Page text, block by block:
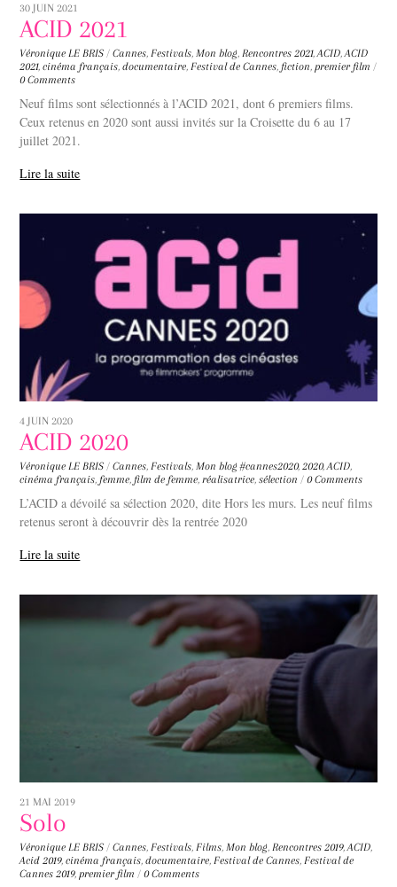
30 JUIN 2021
ACID 2021
Véronique LE BRIS / Cannes, Festivals, Mon blog, Rencontres 2021,ACID,ACID
2021,cinéma français,documentaire, Festival de Cannes, fiction, premier film /
0 Comments
Neuf films sont sélectionnés à l’ACID 2021, dont 6 premiers films.
Ceux retenus en 2020 sont aussi invités sur la Croisette du 6 au 17
juillet 2021.
Lire la suite
4 JUIN 2020
ACID 2020
Véronique LE BRIS / Cannes, Festivals, Mon blog #cannes2020, 2020,ACID,
cinéma français, femme, film de femme, réalisatrice,sélection / 0 Comments
L’ACID a dévoilé sa sélection 2020, dite Hors les murs. Les neuf films
retenus seront à découvrir dès la rentrée 2020
Lire la suite
21 MAI 2019
Solo
Véronique LE BRIS / Cannes, Festivals, Films, Mon blog, Rencontres 2019,ACID,
Acid 2019,cinéma français,documentaire, Festival de Cannes, Festival de
Cannes 2019, premier film / 0 Comments